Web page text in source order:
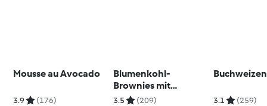
Mousse au Avocado
3.9 (176)
Blumenkohl-
Brownies mit
Walnüssen
3.5 (209) 3.1 (259)